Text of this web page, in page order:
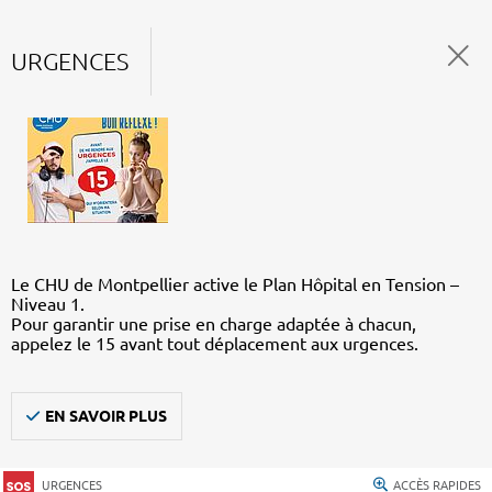
URGENCES
Le CHU de Montpellier active le Plan Hôpital en Tension –
Niveau 1.
Pour garantir une prise en charge adaptée à chacun,
appelez le 15 avant tout déplacement aux urgences.
EN SAVOIR PLUS
URGENCES ACCÈS RAPIDES